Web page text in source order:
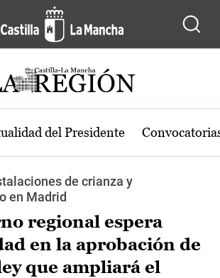
del Presidente
de crianza y
en Madrid
regional espera
en la aprobación de
que ampliará el